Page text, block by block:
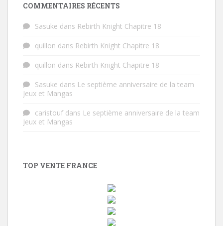
COMMENTAIRES RÉCENTS
Sasuke dans Rebirth Knight Chapitre 18
quillon dans Rebirth Knight Chapitre 18
quillon dans Rebirth Knight Chapitre 18
Sasuke dans Le septième anniversaire de la team
Jeux et Mangas
caristoufdans Le septième anniversaire de la team
Jeux et Mangas
TOP VENTE FRANCE